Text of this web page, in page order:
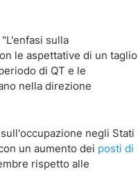
sulla
le aspettative di un taglio
di QT e le
nella direzione
negli Stati
un aumento dei posti di
rispetto alle